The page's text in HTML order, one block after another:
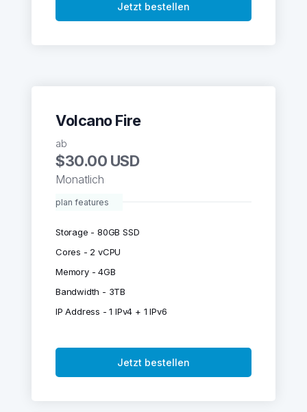
Jetzt bestellen
Volcano Fire
ab
$30.00 USD
Monatlich
plan features
Storage - 80GB SSD
Cores - 2 vCPU
Memory - 4GB
Bandwidth - 3TB
IP Address - 1 IPv4 + 1 IPv6
Jetzt bestellen